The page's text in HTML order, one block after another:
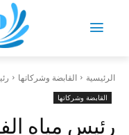
الرئيسية القابضة وشركاتها
القابضة وشركاتها
رئيس مياه